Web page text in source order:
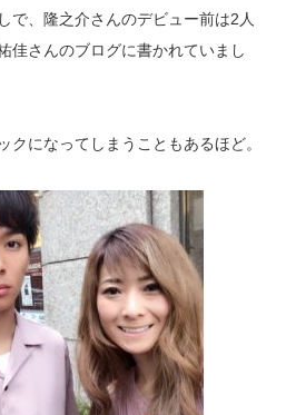
で、隆之介さんのデビュー前は2人
佳さんのブログに書かれていまし
クになってしまうこともあるほど。